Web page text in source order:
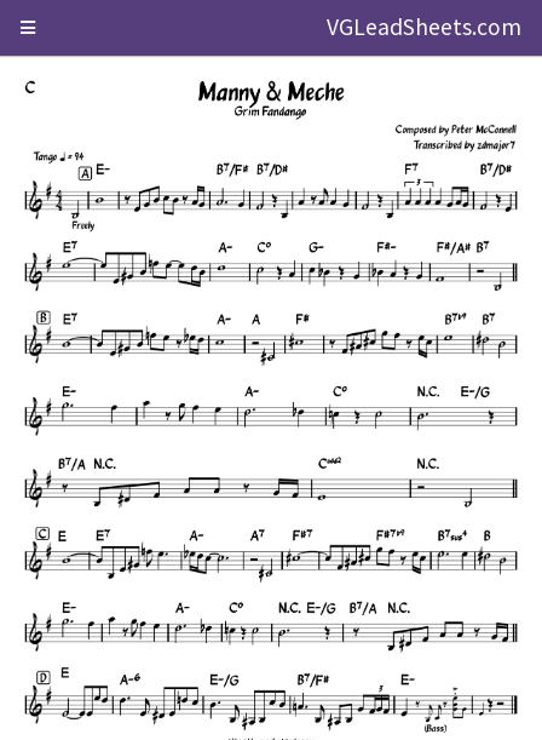
VGLeadSheets.com